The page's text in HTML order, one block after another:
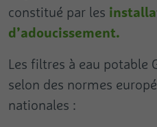
constitué par les
d’adoucissement.
Les filtres à eau potable
selon des normes
nationales :